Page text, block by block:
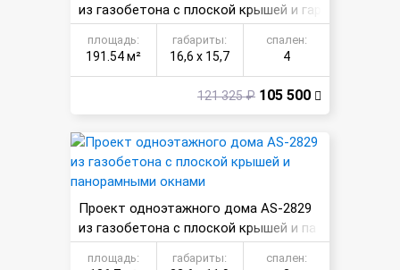
из газобетона с плоской крышей и гар
ажом
площадь:
191.54 м²
габариты:
16,6 х 15,7
спален:
4
121 325 ₽ 105 500
Проект одноэтажного дома AS-2829
из газобетона с плоской крышей и па
норамными окнами
площадь: габариты: спален: